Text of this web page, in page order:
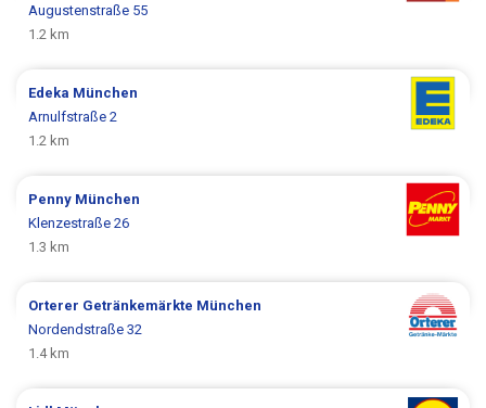
Augustenstraße 55
1.2 km
Edeka München
Arnulfstraße 2
1.2 km
Penny München
Klenzestraße 26
1.3 km
Orterer Getränkemärkte München
Nordendstraße 32
1.4 km